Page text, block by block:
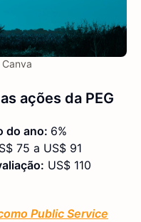
ações da PEG
do ano: 6%
75 a US$ 91
US$ 110
Public Service